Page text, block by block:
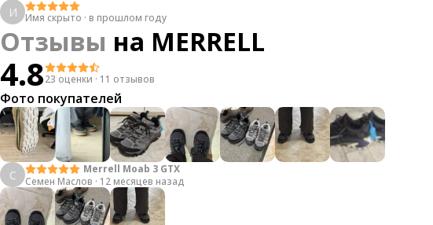
И
Имя скрыто · в прошлом году
Отзывы на MERRELL
4.823 оценки · 11 отзывов
Фото покупателей
С
Merrell Moab 3 GTX
Семен Маслов · 12 месяцев назад